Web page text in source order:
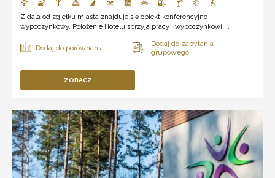
Z dala od zgiełku miasta znajduje się obiekt konferencyjno -
wypoczynkowy. Położenie Hotelu sprzyja pracy i wypoczynkowi ...
ZOBACZ